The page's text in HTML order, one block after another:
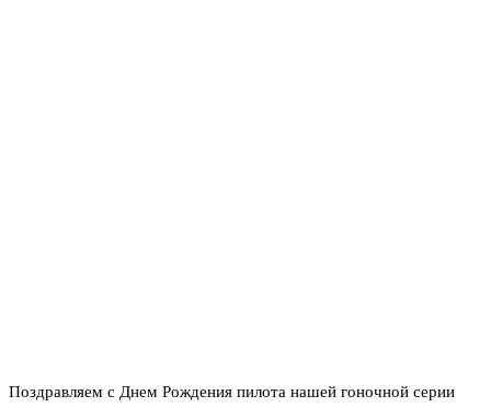
Поздравляем с Днем Рождения пилота нашей гоночной серии